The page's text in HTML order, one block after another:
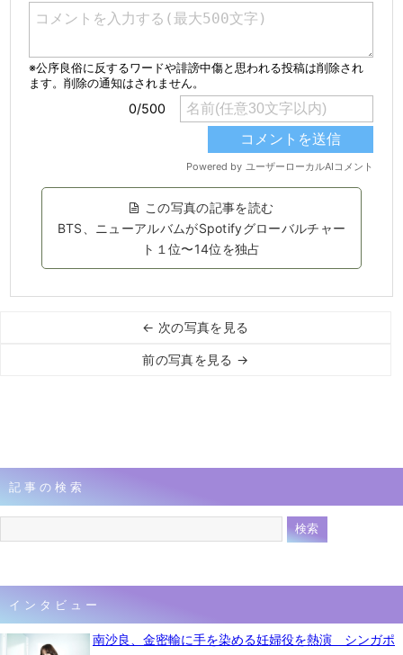
この写真の記事を読む
BTS、ニューアルバムがSpotifyグローバルチャー
ト１位〜14位を独占
← 次の写真を見る
前の写真を見る →
記事の検索
インタビュー
南沙良、金密輸に手を染める妊婦役を熱演 シンガポ